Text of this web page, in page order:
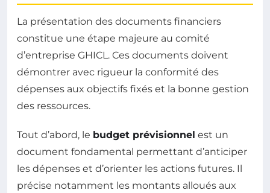
La présentation des documents financiers
constitue une étape majeure au comité
d’entreprise GHICL. Ces documents doivent
démontrer avec rigueur la conformité des
dépenses aux objectifs fixés et la bonne gestion
des ressources.
Tout d’abord, le budget prévisionnel est un
document fondamental permettant d’anticiper
les dépenses et d’orienter les actions futures. Il
précise notamment les montants alloués aux